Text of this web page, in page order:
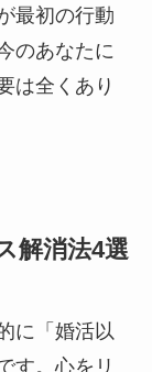
最初の行動
のあなたに
は全くあり
解消法4選
に「婚活以
す。心をリ